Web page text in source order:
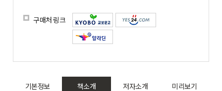
구매처 링크
기본정보 책소개 저자소개 미리보기